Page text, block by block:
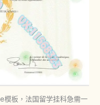
板，法国留学挂科急需一